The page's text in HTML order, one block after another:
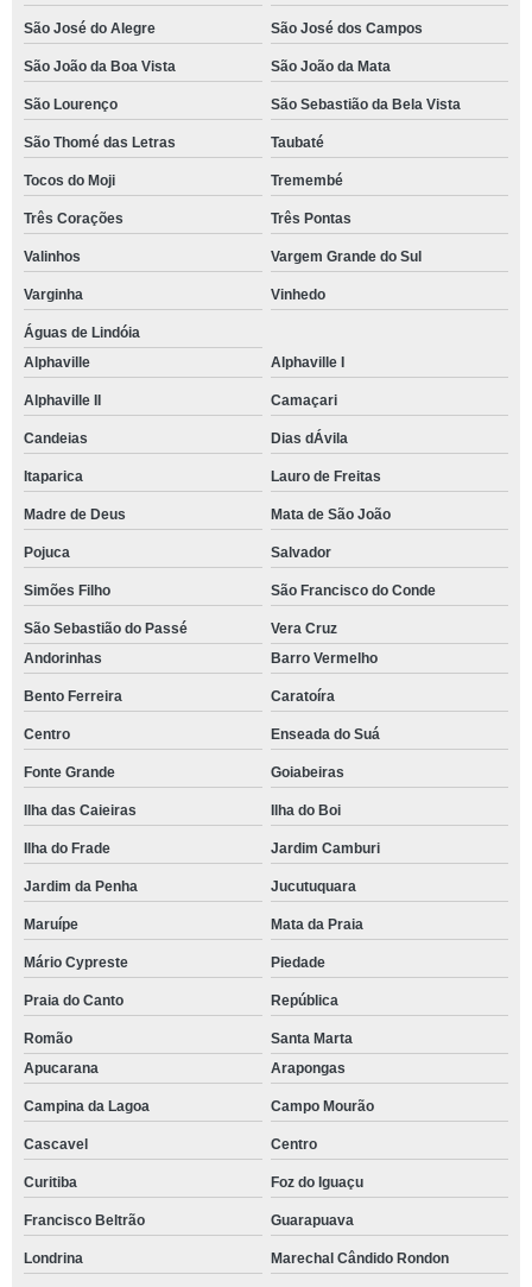
São José do Alegre São José dos Campos
São João da Boa Vista São João da Mata
São Lourenço São Sebastião da Bela Vista
São Thomé das Letras Taubaté
Tocos do Moji Tremembé
Três Corações Três Pontas
Valinhos Vargem Grande do Sul
Varginha Vinhedo
Águas de Lindóia
Alphaville
Alphaville I
Alphaville II Camaçari
Candeias Dias dÁvila
Itaparica Lauro de Freitas
Madre de Deus Mata de São João
Pojuca Salvador
Simões Filho São Francisco do Conde
São Sebastião do Passé
Vera Cruz
Andorinhas
Barro Vermelho
Bento Ferreira Caratoíra
Centro Enseada do Suá
Fonte Grande Goiabeiras
Ilha das Caieiras Ilha do Boi
Ilha do Frade Jardim Camburi
Jardim da Penha Jucutuquara
Maruípe Mata da Praia
Mário Cypreste Piedade
Praia do Canto República
Romão
Santa Marta
Apucarana
Arapongas
Campina da Lagoa Campo Mourão
Cascavel Centro
Curitiba Foz do Iguaçu
Francisco Beltrão Guarapuava
Londrina Marechal Cândido Rondon